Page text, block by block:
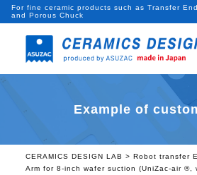
For fine ceramic products such as Transfer
and Porous Chuck
Example of
CERAMICS DESIGN LAB > Robot transfer
Arm for 8-inch wafer suction (UniZac-air ®,